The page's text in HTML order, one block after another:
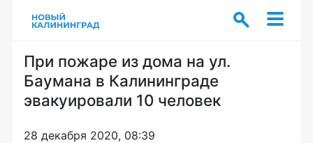
При пожаре из дома на ул.
Баумана в Калининграде
эвакуировали 10 человек
28 декабря 2020, 08:39